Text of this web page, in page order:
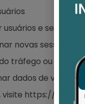
e sessões
novas sessões /
tráfego ou
dados de
https://